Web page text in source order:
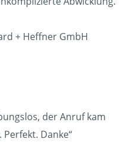
+ Heffner GmbH
der Anruf kam
Danke“